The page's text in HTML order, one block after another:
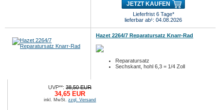
JETZT KAUFEN
Lieferfrist 6 Tage*
lieferbar ab¹: 04.08.2026
Hazet 2264/7 Reparatursatz Knarr-Rad
Reparatursatz
Sechskant, hohl 6,3 = 1/4 Zoll
UVP**:38,50 EUR
34,65 EUR
inkl. MwSt.zzgl. Versand